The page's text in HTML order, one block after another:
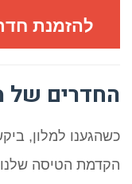
להזמנת
החדרים של
כשהגענו למלון,
הקדמת הטיסה